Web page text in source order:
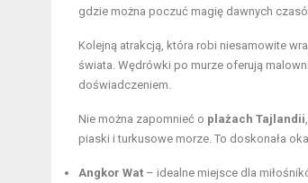
gdzie można poczuć magię dawnych
Kolejną atrakcją, która robi niesamowite
świata. Wędrówki po murze oferują
doświadczeniem.
Nie można zapomnieć o plażach Tajlandii
piaski i turkusowe morze. To doskonała
Angkor Wat – idealne miejsce dla